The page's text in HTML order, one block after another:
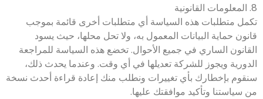
8. المعلومات القانونية
تكمل متطلبات هذه السياسة أي متطلبات أخرى قائمة بموجب
قانون حماية البيانات المعمول به، ولا تحل محلها، حيث يسود
القانون الساري في جميع الأحوال. تخضع هذه السياسة للمراجعة
الدورية ويجوز للشركة تعديلها في أي وقت. وعندما يحدث ذلك،
سنقوم بإخطارك بأي تغييرات ونطلب منك إعادة قراءة أحدث نسخة
من سياستنا وتأكيد موافقتك عليها.